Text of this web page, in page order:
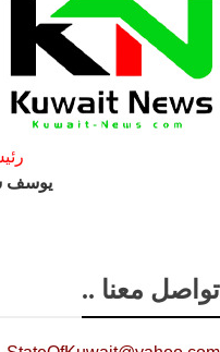
يوسف
تواصل معنا ..